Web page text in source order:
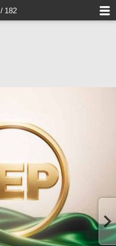
/ 182